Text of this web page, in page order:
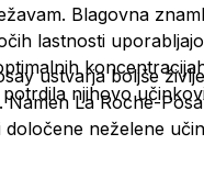
Blagovna
lastnosti
njihovo
ustvarja boljše
La Roche-
neželene